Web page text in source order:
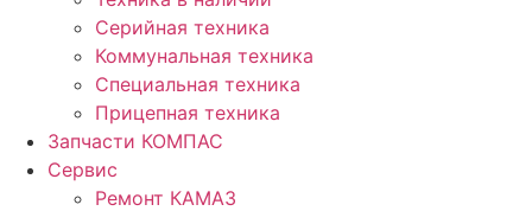
Серийная техника
Коммунальная техника
Специальная техника
Прицепная техника
Запчасти КОМПАС
Сервис
Ремонт КАМАЗ